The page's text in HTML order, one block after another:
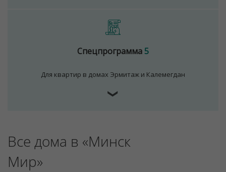
Спецпрограмма5
Для квартир в домах Эрмитаж и Калемегдан
❯
Все дома в «Минск
Мир»
используются cookies